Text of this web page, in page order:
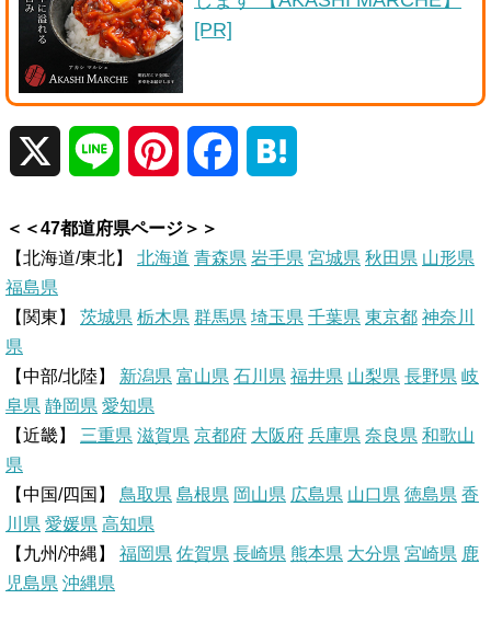
[PR]
n n
s
t
c
k
t
＜＜47都道府県ページ＞＞
【北海道/東北】 北海道 青森県 岩手県 宮城県 秋田県 山形県
福島県
【関東】 茨城県 栃木県 群馬県 埼玉県 千葉県 東京都 神奈川
県
【中部/北陸】 新潟県 富山県 石川県 福井県 山梨県 長野県 岐
阜県 静岡県 愛知県
【近畿】 三重県 滋賀県 京都府 大阪府 兵庫県 奈良県 和歌山
県
【中国/四国】 鳥取県 島根県 岡山県 広島県 山口県 徳島県 香
川県 愛媛県 高知県
【九州/沖縄】 福岡県 佐賀県 長崎県 熊本県 大分県 宮崎県 鹿
児島県 沖縄県